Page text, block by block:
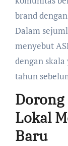
brand
Dalam
menyebut
dengan
tahun
Lokal
Baru